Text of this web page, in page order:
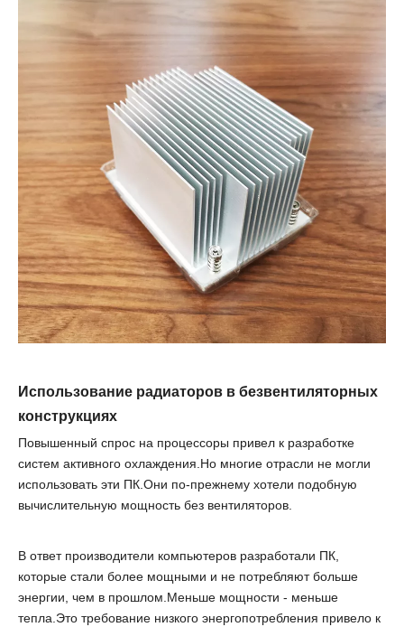
Использование радиаторов в безвентиляторных
конструкциях
Повышенный спрос на процессоры привел к разработке
систем активного охлаждения.Но многие отрасли не могли
использовать эти ПК.Они по-прежнему хотели подобную
вычислительную мощность без вентиляторов.
В ответ производители компьютеров разработали ПК,
которые стали более мощными и не потребляют больше
энергии, чем в прошлом.Меньше мощности - меньше
тепла.Это требование низкого энергопотребления привело к